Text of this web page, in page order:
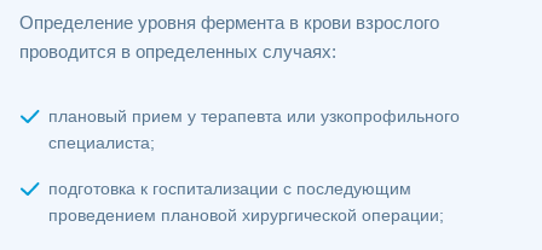
Определение уровня фермента в крови взрослого
проводится в определенных случаях:
плановый прием у терапевта или узкопрофильного
специалиста;
подготовка к госпитализации с последующим
проведением плановой хирургической операции;